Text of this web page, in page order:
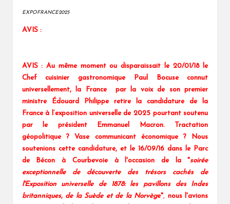
EXPOFRANCE2025
AVIS :
AVIS : Au même moment ou disparaissait le 20/01/18 le
Chef cuisinier gastronomique Paul Bocuse connut
universellement, la France par la voix de son premier
ministre Édouard Philippe retire la candidature de la
France à l’exposition universelle de 2025 pourtant soutenu
par le président Emmanuel Macron. Tractation
géopolitique ? Vase communicant économique ? Nous
soutenions cette candidature, et le 16/09/16 dans le Parc
de Bécon à Courbevoie
à l'occasion de la "soirée
exceptionnelle de découverte des trésors cachés de
l'Exposition universelle de 1878: les pavillons des Indes
britanniques, de la Suède et de la Norvège", nous l'avions